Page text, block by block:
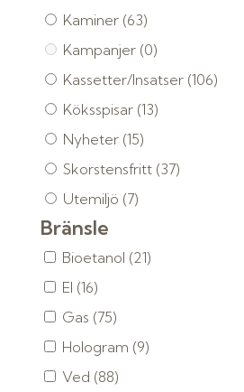
Kaminer (63)
Kampanjer (0)
Kassetter/Insatser (106)
Köksspisar (13)
Nyheter (15)
Skorstensfritt (37)
Utemiljö (7)
Bränsle
Bioetanol (21)
El (16)
Gas (75)
Hologram (9)
Ved (88)